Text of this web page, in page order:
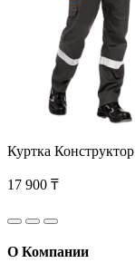
Куртка Конструктор
17 900 ₸
О Компании